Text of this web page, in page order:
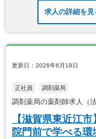
求人の詳細を見
更新日：2026年6月18日
正社員 調剤薬局
調剤薬局の薬剤師求人（
【滋賀県東近江
院門前で学べる環